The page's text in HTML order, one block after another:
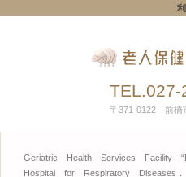
TEL.027-
〒371-0122 前橋
Geriatric Health Services Facility
Hospital for Respiratory Diseases．